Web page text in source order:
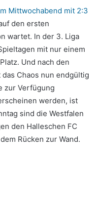
Mittwochabend mit 2:3
den ersten
wartet. In der 3. Liga
mit nur einem
Und nach den
Chaos nun endgültig
zur Verfügung
werden, ist
sind die Westfalen
den Halleschen FC
Rücken zur Wand.